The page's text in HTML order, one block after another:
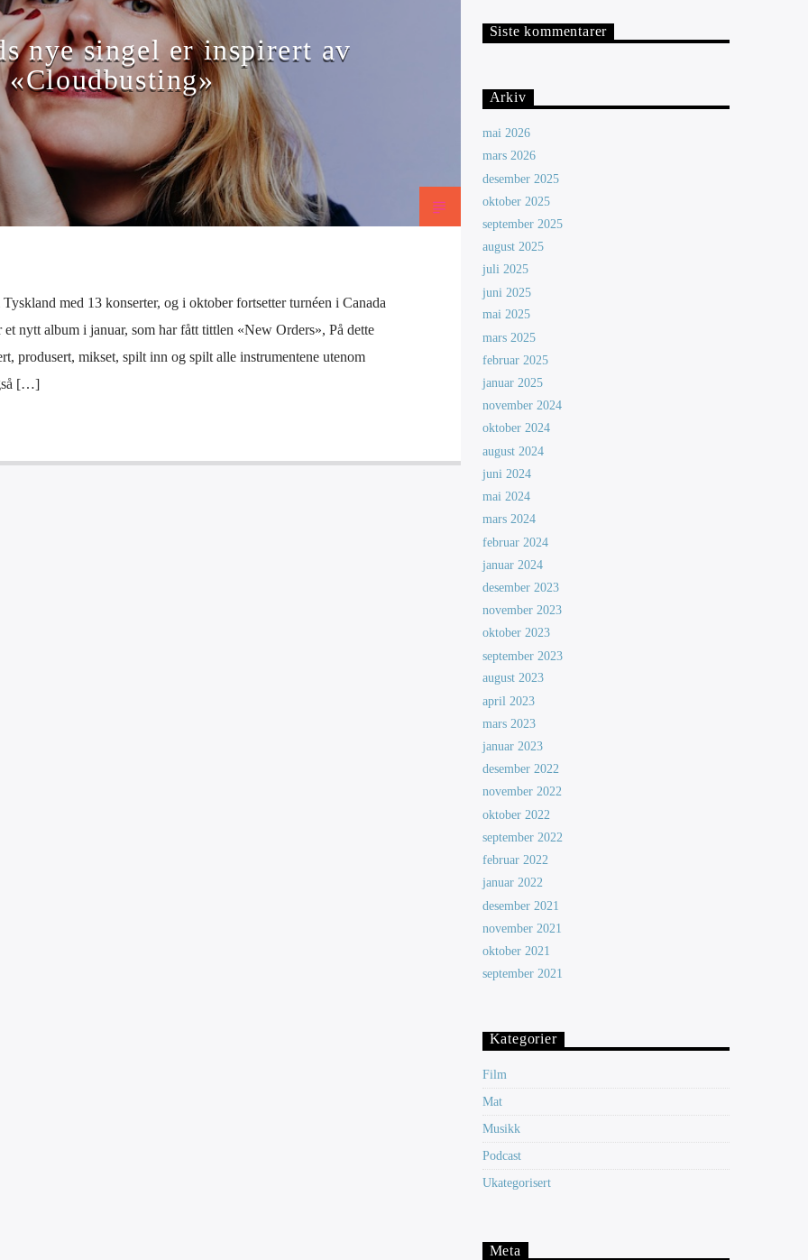
nye singel er inspirert av
«Cloudbusting»
med 13 konserter, og i oktober fortsetter turnéen i Canada
nytt album i januar, som har fått tittlen «New Orders», På dette
produsert, mikset, spilt inn og spilt alle instrumentene utenom
[…]
Siste kommentarer
Arkiv
mai 2026
mars 2026
desember 2025
oktober 2025
september 2025
august 2025
juli 2025
juni 2025
mai 2025
mars 2025
februar 2025
januar 2025
november 2024
oktober 2024
august 2024
juni 2024
mai 2024
mars 2024
februar 2024
januar 2024
desember 2023
november 2023
oktober 2023
september 2023
august 2023
april 2023
mars 2023
januar 2023
desember 2022
november 2022
oktober 2022
september 2022
februar 2022
januar 2022
desember 2021
november 2021
oktober 2021
september 2021
Kategorier
Film
Mat
Musikk
Podcast
Ukategorisert
Meta